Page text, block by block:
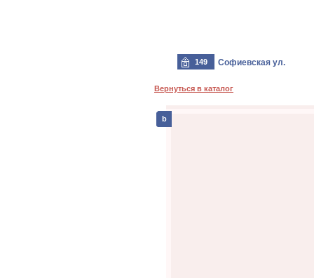
149 Софиевская ул.
Вернуться в каталог
b